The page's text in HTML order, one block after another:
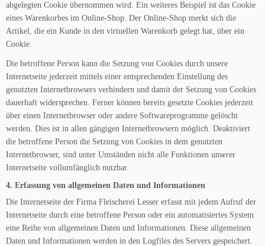
abgelegten Cookie übernommen wird. Ein weiteres Beispiel ist das Cookie
eines Warenkorbes im Online-Shop. Der Online-Shop merkt sich die
Artikel, die ein Kunde in den virtuellen Warenkorb gelegt hat, über ein
Cookie.
Die betroffene Person kann die Setzung von Cookies durch unsere
Internetseite jederzeit mittels einer entsprechenden Einstellung des
genutzten Internetbrowsers verhindern und damit der Setzung von Cookies
dauerhaft widersprechen. Ferner können bereits gesetzte Cookies jederzeit
über einen Internetbrowser oder andere Softwareprogramme gelöscht
werden. Dies ist in allen gängigen Internetbrowsern möglich. Deaktiviert
die betroffene Person die Setzung von Cookies in dem genutzten
Internetbrowser, sind unter Umständen nicht alle Funktionen unserer
Internetseite vollumfänglich nutzbar.
4. Erfassung von allgemeinen Daten und Informationen
Die Internetseite der Firma Fleischerei Lesser erfasst mit jedem Aufruf der
Internetseite durch eine betroffene Person oder ein automatisiertes System
eine Reihe von allgemeinen Daten und Informationen. Diese allgemeinen
Daten und Informationen werden in den Logfiles des Servers gespeichert.